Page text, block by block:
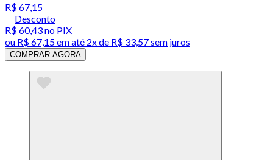
R$ 67,15
Desconto
R$ 60,43no PIX
ou R$ 67,15em até 2x de R$ 33,57 sem juros
COMPRAR AGORA